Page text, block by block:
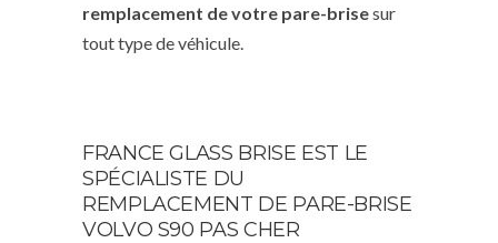
remplacement de votre pare-brisesur
tout type de véhicule.
FRANCE GLASS BRISE EST LE
SPÉCIALISTE DU
REMPLACEMENT DE PARE-BRISE
VOLVO S90 PAS CHER